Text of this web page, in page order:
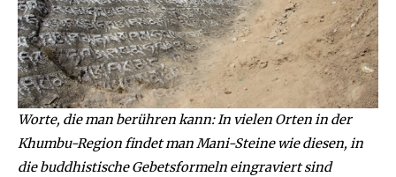
Worte, die man berühren kann: In vielen Orten in der
Khumbu-Region findet man Mani-Steine wie diesen, in
die buddhistische Gebetsformeln eingraviert sind